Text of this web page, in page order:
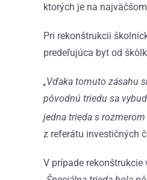
ktorých je na
Pri rekonštrukcii
predeľujúca byt od
„Vďaka tomuto zásahu
pôvodnú triedu sa
jedna trieda s
z referátu investičných
V prípade rekonštrukcie